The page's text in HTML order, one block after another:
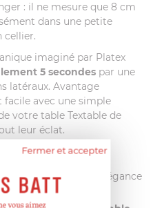
: il ne mesure que 8 cm
dans une petite
cellier.
imaginé par Platex
5 secondes par une
latéraux. Avantage
facile avec une simple
votre table Textable de
leur éclat.
design soigné, l’élégance
Fermer et accepter